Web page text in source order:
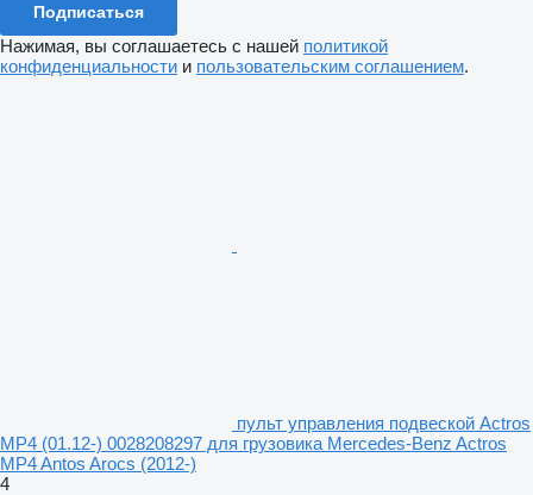
Подписаться
Нажимая, вы соглашаетесь с нашей политикой
конфиденциальности и пользовательским соглашением.
пульт управления подвеской Actros
MP4 (01.12-) 0028208297 для грузовика Mercedes-Benz Actros
MP4 Antos Arocs (2012-)
4